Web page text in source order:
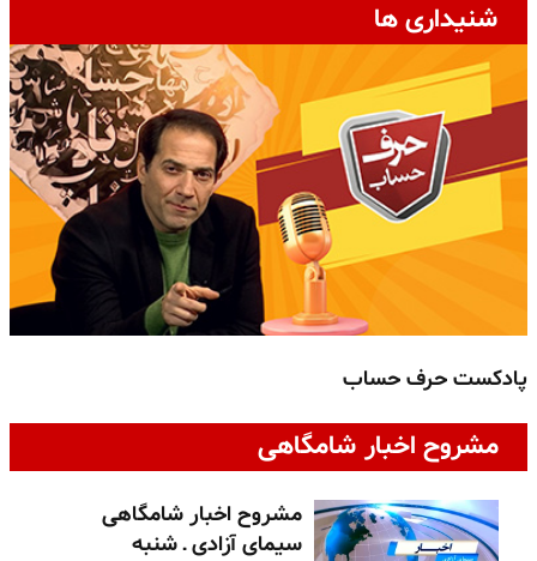
شنیداری ها
پادکست حرف حساب
مشروح اخبار شامگاهی
مشروح اخبار شامگاهی
سیمای آزادی ـ شنبه